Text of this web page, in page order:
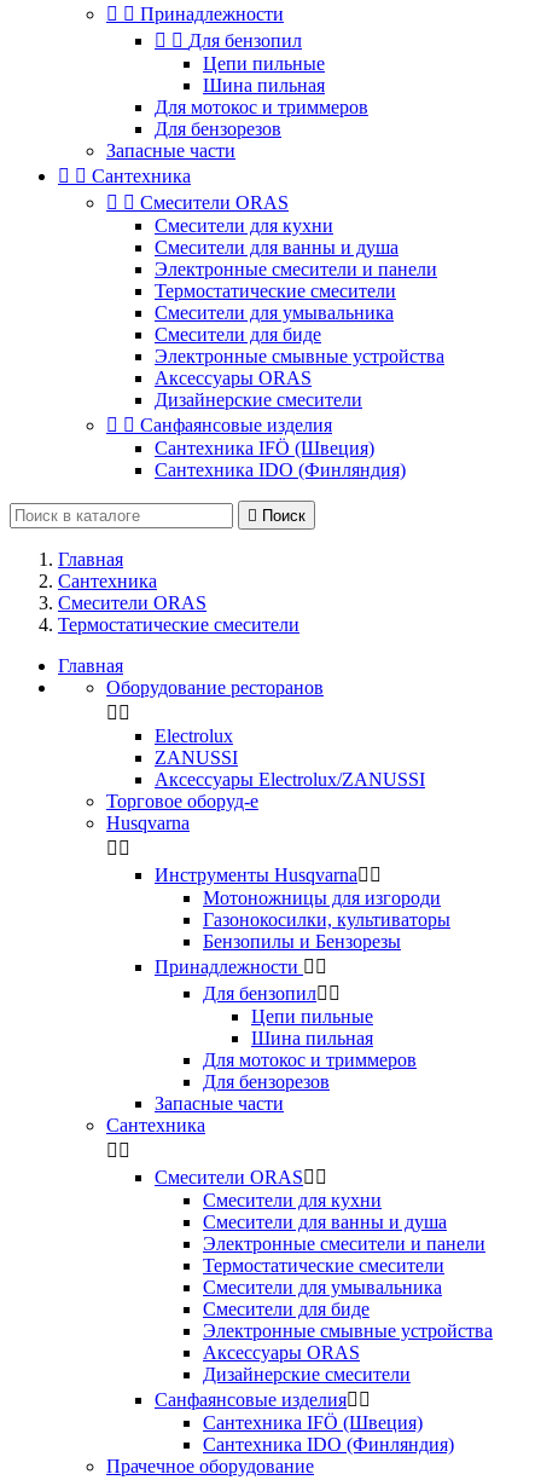
  Принадлежности
  Для бензопил
Цепи пильные
Шина пильная
Для мотокос и триммеров
Для бензорезов
Запасные части
  Сантехника
  Смесители ORAS
Смесители для кухни
Смесители для ванны и душа
Электронные смесители и панели
Термостатические смесители
Смесители для умывальника
Смесители для биде
Электронные смывные устройства
Аксессуары ORAS
Дизайнерские смесители
  Санфаянсовые изделия
Сантехника IFÖ (Швеция)
Сантехника IDO (Финляндия)
 Поиск
Главная
Сантехника
Смесители ORAS
Термостатические смесители
Главная
Оборудование ресторанов
 
Electrolux
ZANUSSI
Аксессуары Electrolux/ZANUSSI
Торговое оборуд-е
Husqvarna
 
Инструменты Husqvarna 
Мотоножницы для изгороди
Газонокосилки, культиваторы
Бензопилы и Бензорезы
Принадлежности  
Для бензопил 
Цепи пильные
Шина пильная
Для мотокос и триммеров
Для бензорезов
Запасные части
Сантехника
 
Смесители ORAS 
Смесители для кухни
Смесители для ванны и душа
Электронные смесители и панели
Термостатические смесители
Смесители для умывальника
Смесители для биде
Электронные смывные устройства
Аксессуары ORAS
Дизайнерские смесители
Санфаянсовые изделия 
Сантехника IFÖ (Швеция)
Сантехника IDO (Финляндия)
Прачечное оборудование